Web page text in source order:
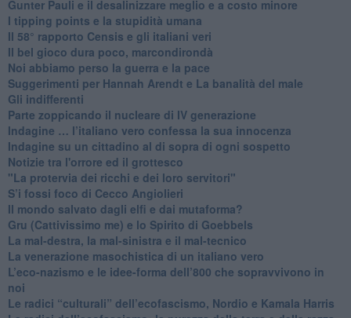
​Gunter Pauli e il desalinizzare meglio e a costo minore
I tipping points e la stupidità umana
​Il 58° rapporto Censis e gli italiani veri
​Il bel gioco dura poco, marcondirondà
Noi abbiamo perso la guerra e la pace
Suggerimenti per Hannah Arendt e La banalità del male
​Gli indifferenti
Parte zoppicando il nucleare di IV generazione
​Indagine … l’italiano vero confessa la sua innocenza
Indagine su un cittadino al di sopra di ogni sospetto
Notizie tra l'orrore ed il grottesco
"La protervia dei ricchi e dei loro servitori"
S’i fossi foco di Cecco Angiolieri
​Il mondo salvato dagli elfi e dai mutaforma?
Gru (Cattivissimo me) e lo Spirito di Goebbels
​La mal-destra, la mal-sinistra e il mal-tecnico
​La venerazione masochistica di un italiano vero
​L’eco-nazismo e le idee-forma dell’800 che sopravvivono in
noi
​Le radici “culturali” dell’ecofascismo, Nordio e Kamala Harris